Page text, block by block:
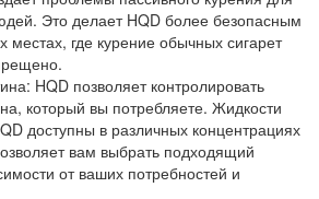
Это делает HQD более безопасным
местах, где курение обычных сигарет
HQD позволяет контролировать
который вы потребляете. Жидкости
доступны в различных концентрациях
вам выбрать подходящий
от ваших потребностей и